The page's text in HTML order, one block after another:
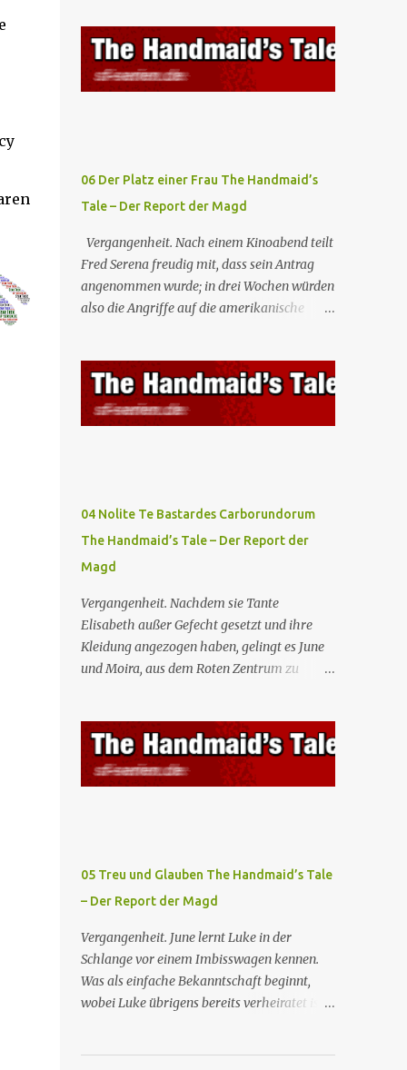
06 Der Platz einer Frau The Handmaid’s
Tale – Der Report der Magd
Vergangenheit. Nach einem Kinoabend teilt
Fred Serena freudig mit, dass sein Antrag
angenommen wurde; in drei Wochen würden
also die Angriffe auf die amerikanische
konservative Intellektuelle, an den
Sitzungen des Rates teilnehmen kann, aber
die anderen zukünftigen Kommandanten
um ein für Gilead lebenswichtiges
Botschafterin Castillo konfrontiert Serena
mit ihrem Buch „Der Platz einer Frau”, das
„häuslichen Feminismus” für eine
Gesellschaft postuliert, deren oberstes Gut
die Fortpflanzung ist. June und andere
Mägde werden zum Staatsbankett mit der
Serena stolz die „Kinder von Gilead”
vorstellt. June nutzt die Gelegenheit, mit
Castillo unter vier Augen zu sprechen, ...
04 Nolite Te Bastardes Carborundorum
The Handmaid’s Tale – Der Report der
Magd
Vergangenheit. Nachdem sie Tante
Elisabeth außer Gefecht gesetzt und ihre
Kleidung angezogen haben, gelingt es June
und Moira, aus dem Roten Zentrum zu
bringen wird, kann jedoch June nicht retten,
die von den Wachen gefangen genommen
und zurück ins Rote Zentrum gebracht wird,
entdeckt im Kleiderschrank die Inschrift
wahrscheinlich von der Magd Difred
hinterlassen wurde, die vor ihr dort war. In
Erwartung der Zeremonie bringt Serena
June zum Gynäkologen, der sich bereit
erklärt, sie zu schwängern, da Fred
verantwortlich gemacht würde. June lehnt
05 Treu und Glauben The Handmaid’s Tale
– Der Report der Magd
Vergangenheit. June lernt Luke in der
Schlange vor einem Imbisswagen kennen.
Was als einfache Bekanntschaft beginnt,
wobei Luke übrigens bereits verheiratet ist,